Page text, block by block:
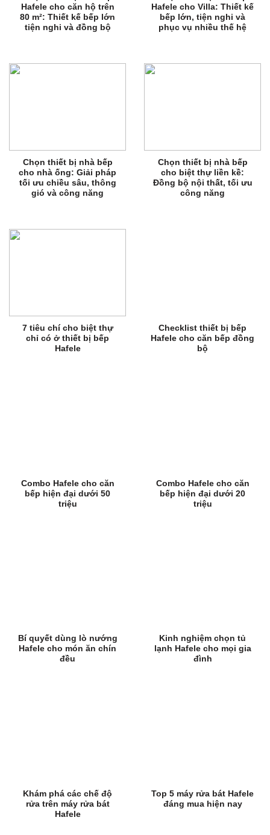
Hafele cho căn hộ trên
80 m²: Thiết kế bếp lớn
tiện nghi và đồng bộ
Hafele cho Villa: Thiết kế
bếp lớn, tiện nghi và
phục vụ nhiều thế hệ
Chọn thiết bị nhà bếp
cho nhà ống: Giải pháp
tối ưu chiều sâu, thông
gió và công năng
Chọn thiết bị nhà bếp
cho biệt thự liền kề:
Đồng bộ nội thất, tối ưu
công năng
7 tiêu chí cho biệt thự
chỉ có ở thiết bị bếp
Hafele
Checklist thiết bị bếp
Hafele cho căn bếp đồng
bộ
Combo Hafele cho căn
bếp hiện đại dưới 50
triệu
Combo Hafele cho căn
bếp hiện đại dưới 20
triệu
Bí quyết dùng lò nướng
Hafele cho món ăn chín
đều
Kinh nghiệm chọn tủ
lạnh Hafele cho mọi gia
đình
Khám phá các chế độ
rửa trên máy rửa bát
Hafele
Top 5 máy rửa bát Hafele
đáng mua hiện nay